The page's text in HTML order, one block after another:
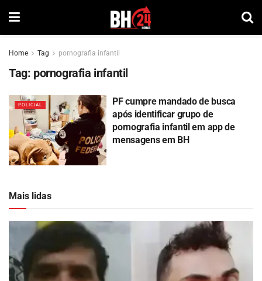
Home Tag pornografia infantil
Tag: pornografia infantil
POLICIAL
PF cumpre mandado de busca
após identificar grupo de
pornografia infantil em app de
mensagens em BH
Mais lidas